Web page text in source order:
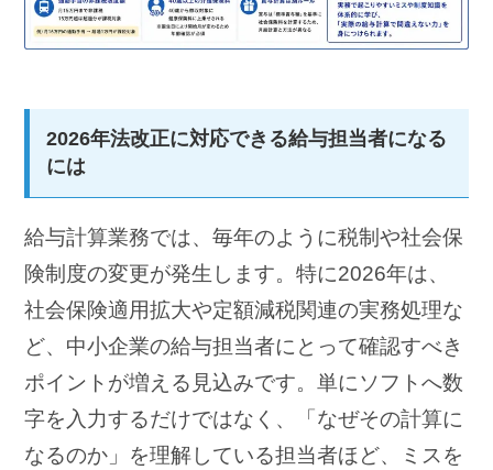
2026年法改正に対応できる給与担当者になる
には
給与計算業務では、毎年のように税制や社会保
険制度の変更が発生します。特に2026年は、
社会保険適用拡大や定額減税関連の実務処理な
ど、中小企業の給与担当者にとって確認すべき
ポイントが増える見込みです。単にソフトへ数
字を入力するだけではなく、「なぜその計算に
なるのか」を理解している担当者ほど、ミスを